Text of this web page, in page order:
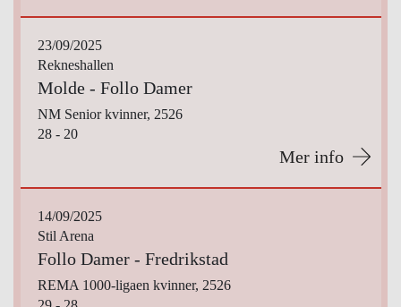
23/09/2025
Rekneshallen
Molde - Follo Damer
NM Senior kvinner, 2526
28 - 20
Mer info
14/09/2025
Stil Arena
Follo Damer - Fredrikstad
REMA 1000-ligaen kvinner, 2526